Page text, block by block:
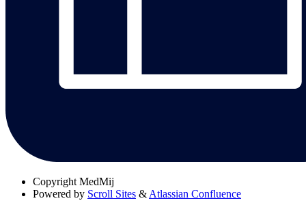
Copyright MedMij
Powered by Scroll Sites & Atlassian Confluence